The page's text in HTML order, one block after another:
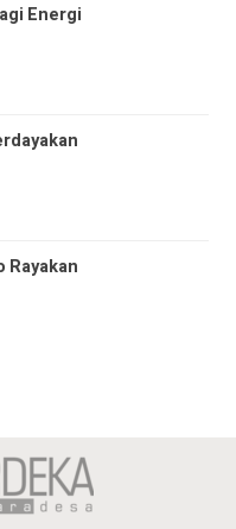
Energi
Rayakan